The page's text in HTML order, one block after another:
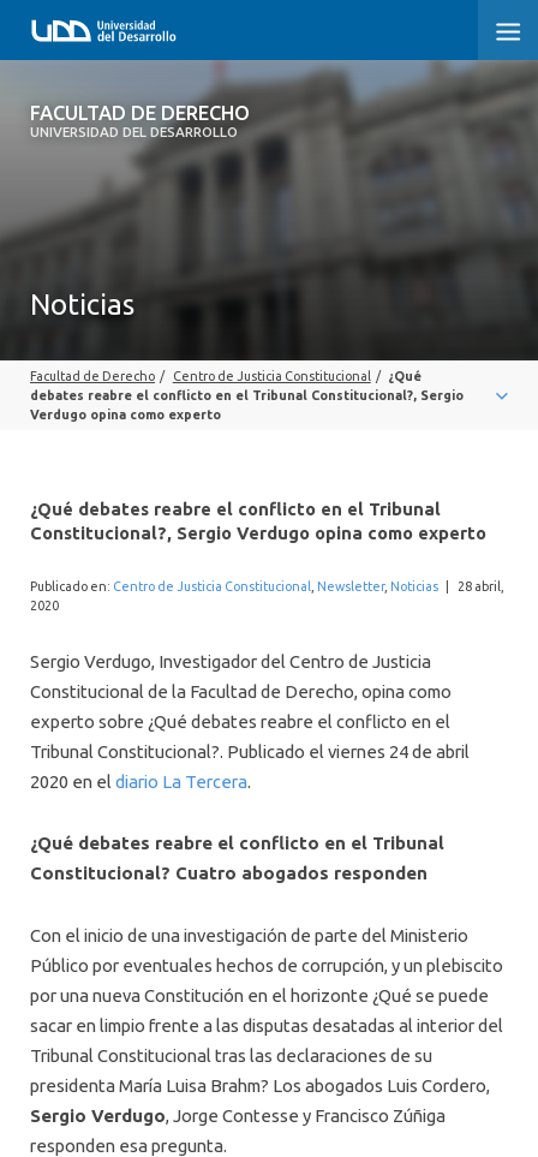
FACULTAD DE DERECHO
UNIVERSIDAD DEL DESARROLLO
FACULTAD DE DERECHO
SOBRE LA FACULTAD
PROFESORES
INTERNACIONAL
Noticias
Facultad de Derecho / Centro de Justicia Constitucional / ¿Qué
debates reabre el conflicto en el Tribunal Constitucional?, Sergio
Verdugo opina como experto
¿Qué debates reabre el conflicto en el Tribunal
Constitucional?, Sergio Verdugo opina como experto
Publicado en: Centro de Justicia Constitucional Newsletter, Noticias
28 abril,
2020
Sergio Verdugo, Investigador del Centro de Justicia
Constitucional de la Facultad de Derecho, opina como
experto sobre ¿Qué debates reabre el conflicto en el
Tribunal Constitucional?. Publicado el viernes 24 de abril
2020 en el diario La Tercera.
¿Qué debates reabre el conflicto en el Tribunal
Constitucional? Cuatro abogados responden
Con el inicio de una investigación de parte del Ministerio
Público por eventuales hechos de corrupción, y un plebiscito
por una nueva Constitución en el horizonte ¿Qué se puede
sacar en limpio frente a las disputas desatadas al interior del
Tribunal Constitucional tras las declaraciones de su
presidenta María Luisa Brahm? Los abogados Luis Cordero,
Sergio Verdugo, Jorge Contesse y Francisco Zúñiga
responden esa pregunta.